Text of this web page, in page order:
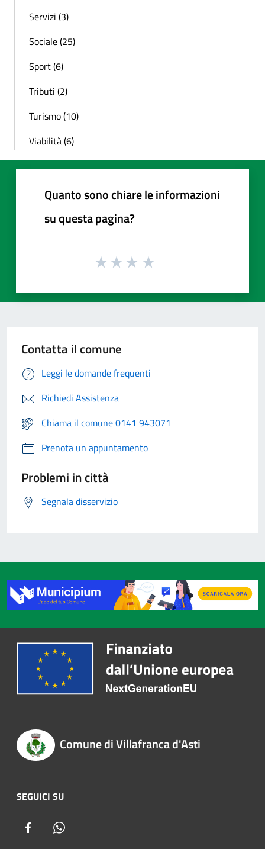
Servizi (3)
Sociale (25)
Sport (6)
Tributi (2)
Turismo (10)
Viabilità (6)
Quanto sono chiare le informazioni
su questa pagina?
Contatta il comune
Leggi le domande frequenti
Richiedi Assistenza
Chiama il comune 0141 943071
Prenota un appuntamento
Problemi in città
Segnala disservizio
Comune di Villafranca d'Asti
SEGUICI SU
Facebook